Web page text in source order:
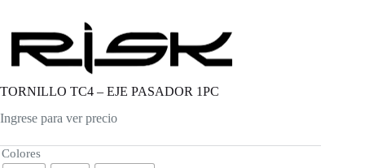
TORNILLO TC4 – EJE PASADOR 1PC
Ingrese para ver precio
Colores